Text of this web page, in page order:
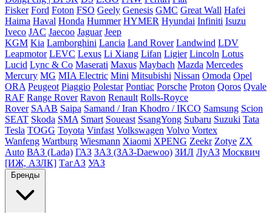
Fisker Ford Foton FSO Geely Genesis GMC Great Wall Hafei
Haima Haval Honda Hummer HYMER Hyundai Infiniti Isuzu
Iveco JAC Jaecoo Jaguar Jeep
KGM Kia Lamborghini Lancia Land Rover Landwind LDV
Leapmotor LEVC Lexus Li Xiang Lifan Ligier Lincoln Lotus
Lucid Lync & Co Maserati Maxus Maybach Mazda Mercedes
Mercury MG MIA Electric Mini Mitsubishi Nissan Omoda Opel
ORA Peugeot Piaggio Polestar Pontiac Porsche Proton Qoros Qvale
RAF Range Rover Ravon Renault Rolls-Royce
Rover SAAB Saipa Samand / Iran Khodro / IKCO Samsung Scion
SEAT Skoda SMA Smart Soueast SsangYong Subaru Suzuki Tata
Tesla TOGG Toyota Vinfast Volkswagen Volvo Vortex
Wanfeng Wartburg Wiesmann Xiaomi XPENG Zeekr Zotye ZX
Auto ВАЗ (Lada) ГАЗ ЗАЗ (ЗАЗ-Daewoo) ЗИЛ ЛуАЗ Москвич
[ИЖ, АЗЛК] ТагАЗ УАЗ
Бренды